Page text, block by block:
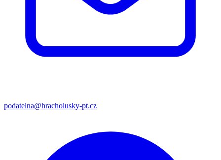
podatelna@hracholusky-pt.cz